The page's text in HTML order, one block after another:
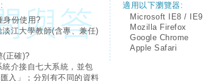
身份使用?
江大學教師(含專、兼任)
(正確)?
介接自七大系統，並包
入」；分別有不同的資料
適用以下瀏覽器:
Microsoft IE8 / IE9
Mozilla Firefox
Google Chrome
Apple Safari